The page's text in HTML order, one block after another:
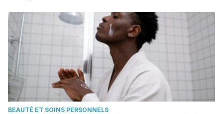
BEAUTÉ ET SOINS PERSONNELS